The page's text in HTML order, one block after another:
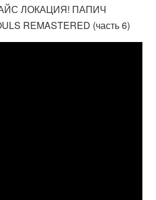
ЛОКАЦИЯ! ПАПИЧ
REMASTERED (часть 6)